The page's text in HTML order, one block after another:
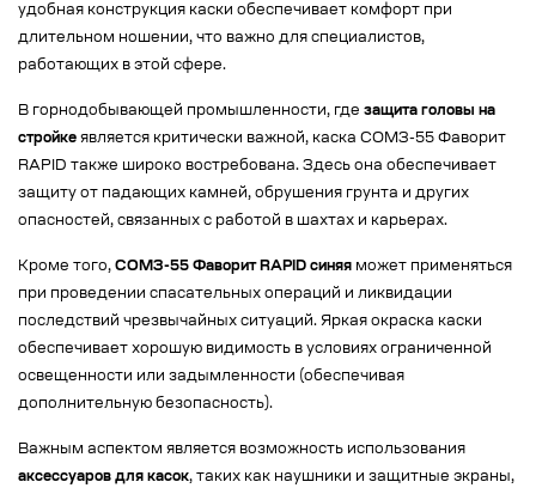
удобная конструкция каски обеспечивает комфорт при
длительном ношении, что важно для специалистов,
работающих в этой сфере.
В горнодобывающей промышленности, где защита головы на
стройке является критически важной, каска СОМЗ-55 Фаворит
RAPID также широко востребована. Здесь она обеспечивает
защиту от падающих камней, обрушения грунта и других
опасностей, связанных с работой в шахтах и карьерах.
Кроме того, СОМЗ-55 Фаворит RAPID синяя может применяться
при проведении спасательных операций и ликвидации
последствий чрезвычайных ситуаций. Яркая окраска каски
обеспечивает хорошую видимость в условиях ограниченной
освещенности или задымленности (обеспечивая
дополнительную безопасность).
Важным аспектом является возможность использования
аксессуаров для касок, таких как наушники и защитные экраны,